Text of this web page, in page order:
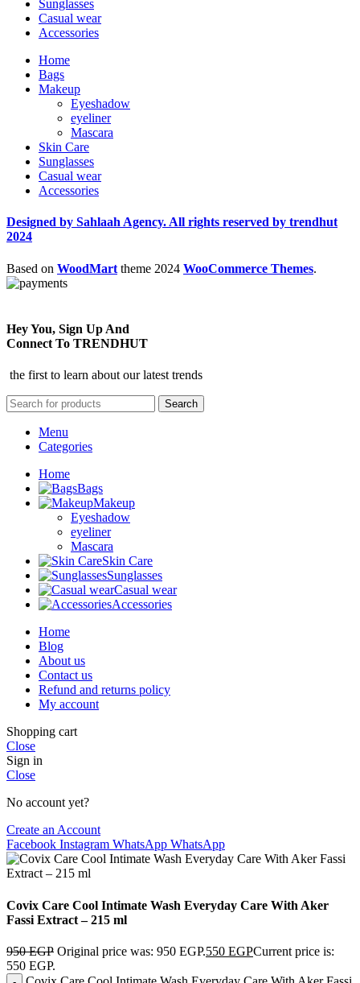
Sunglasses
Casual wear
Accessories
Home
Bags
Makeup
Eyeshadow
eyeliner
Mascara
Skin Care
Sunglasses
Casual wear
Accessories
Designed by Sahlaah Agency. All rights reserved by trendhut
2024
Based on WoodMart theme 2024 WooCommerce Themes.
Hey You, Sign Up And
Connect To TRENDHUT
the first to learn about our latest trends
Search
Menu
Categories
Home
Bags
Makeup
Eyeshadow
eyeliner
Mascara
Skin Care
Sunglasses
Casual wear
Accessories
Home
Blog
About us
Contact us
Refund and returns policy
My account
Shopping cart
Close
Sign in
Close
No account yet?
Create an Account
Facebook Instagram WhatsApp WhatsApp
Covix Care Cool Intimate Wash Everyday Care With Aker
Fassi Extract – 215 ml
950EGP Original price was: 950 EGP.550 EGPCurrent price is:
550 EGP.